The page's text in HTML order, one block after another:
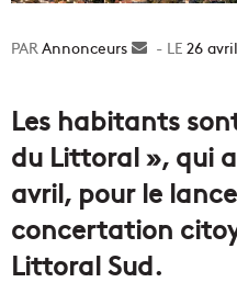
Annonceurs
Envoyer
26
Les habitants
du Littoral », qui
avril, pour le
concertation
Littoral Sud.